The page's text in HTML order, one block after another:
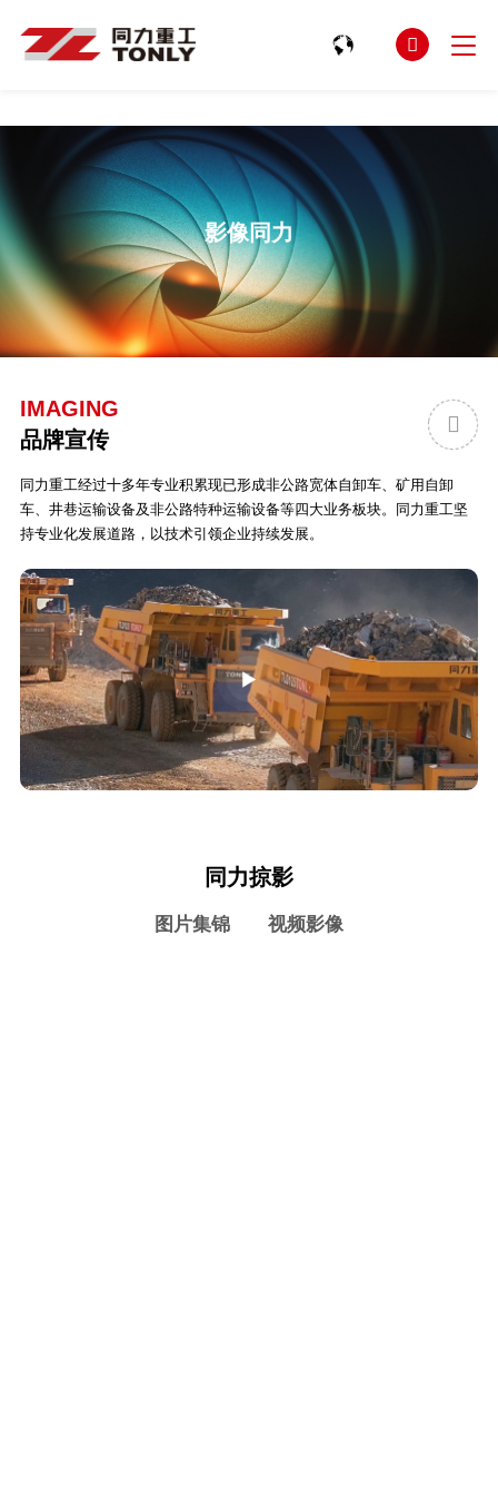
星空电竞(StarSky Sports)官网

影像同力
IMAGING
品牌宣传
同力重工经过十多年专业积累现已形成非公路宽体自卸车、矿用自卸
车、井巷运输设备及非公路特种运输设备等四大业务板块。同力重工坚
持专业化发展道路，以技术引领企业持续发展。

同力掠影
图片集锦 视频影像